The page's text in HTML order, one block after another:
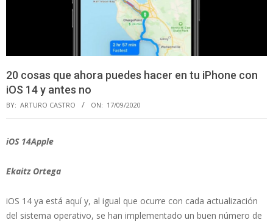
20 cosas que ahora puedes hacer en tu iPhone con
iOS 14 y antes no
BY: ARTURO CASTRO ON: 17/09/2020
iOS 14Apple
Ekaitz Ortega
iOS 14 ya está aquí y, al igual que ocurre con cada actualización
del sistema operativo, se han implementado un buen número de